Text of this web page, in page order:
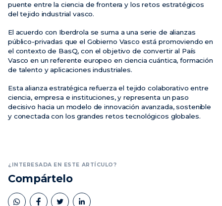
puente entre la ciencia de frontera y los retos estratégicos
del tejido industrial vasco.
El acuerdo con Iberdrola se suma a una serie de alianzas
público-privadas que el Gobierno Vasco está promoviendo en
el contexto de BasQ, con el objetivo de convertir al País
Vasco en un referente europeo en ciencia cuántica, formación
de talento y aplicaciones industriales.
Esta alianza estratégica refuerza el tejido colaborativo entre
ciencia, empresa e instituciones, y representa un paso
decisivo hacia un modelo de innovación avanzada, sostenible
y conectada con los grandes retos tecnológicos globales.
¿INTERESADA EN ESTE ARTÍCULO?
Compártelo